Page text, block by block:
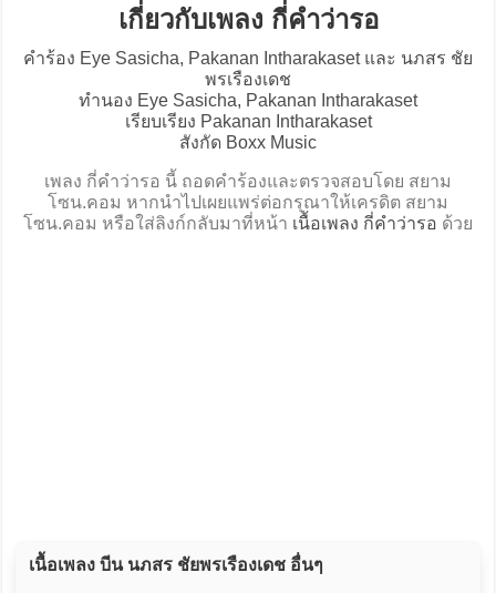
เกี่ยวกับเพลง กี่คำว่ารอ
คำร้อง Eye Sasicha, Pakanan Intharakaset และ นภสร ชัย
พรเรืองเดช
ทำนอง Eye Sasicha, Pakanan Intharakaset
เรียบเรียง Pakanan Intharakaset
สังกัด Boxx Music
เพลง กี่คำว่ารอ นี้ ถอดคำร้องและตรวจสอบโดย สยาม
โซน.คอม หากนำไปเผยแพร่ต่อกรุณาให้เครดิต สยาม
โซน.คอม หรือใส่ลิงก์กลับมาที่หน้า เนื้อเพลง กี่คำว่ารอ ด้วย
เนื้อเพลง บีน นภสร ชัยพรเรืองเดช อื่นๆ